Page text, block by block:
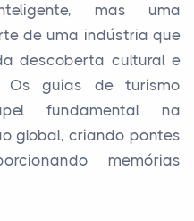
mas uma
de uma indústria que
descoberta cultural e
Os guias de turismo
fundamental na
global, criando pontes
memórias